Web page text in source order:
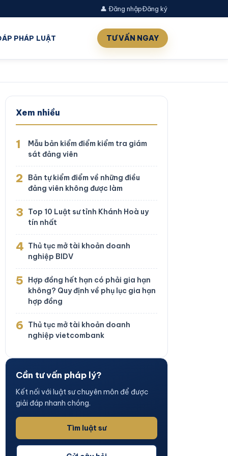
👤 Đăng nhậpĐăng ký
PHÁP LUẬT TƯ VẤN NGAY
Xem nhiều
1
Mẫu bản kiểm điểm kiểm tra giám
sát đảng viên
2
Bản tự kiểm điểm về những điều
đảng viên không được làm
3
Top 10 Luật sư tỉnh Khánh Hoà uy
tín nhất
4 Thủ tục mở tài khoản doanh
nghiệp BIDV
5
Hợp đồng hết hạn có phải gia hạn
không? Quy định về phụ lục gia hạn
hợp đồng
6
Thủ tục mở tài khoản doanh
nghiệp vietcombank
Cần tư vấn pháp lý?
Kết nối với luật sư chuyên môn để được
giải đáp nhanh chóng.
Tìm luật sư